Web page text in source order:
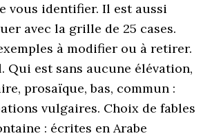
vous identifier. Il est aussi
avec la grille de 25 cases.
à modifier ou à retirer.
Qui est sans aucune élévation,
prosaïque, bas, commun :
vulgaires. Choix de fables
: écrites en Arabe